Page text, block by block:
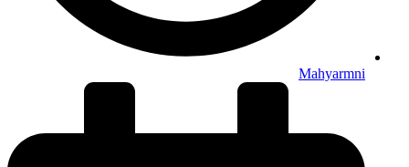
Mahyarmni